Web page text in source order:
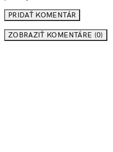
ZOBRAZIŤ KOMENTÁRE (0)